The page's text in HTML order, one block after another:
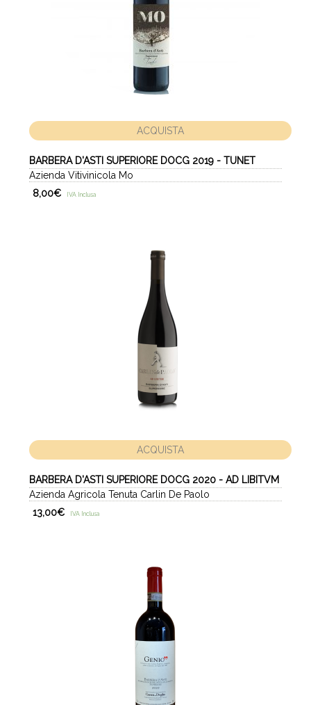
ACQUISTA
BARBERA D'ASTI SUPERIORE DOCG 2019 - TUNET
Azienda Vitivinicola Mo
8,00€ IVA Inclusa
ACQUISTA
BARBERA D'ASTI SUPERIORE DOCG 2020 - AD LIBITVM
Azienda Agricola Tenuta Carlin De Paolo
13,00€ IVA Inclusa